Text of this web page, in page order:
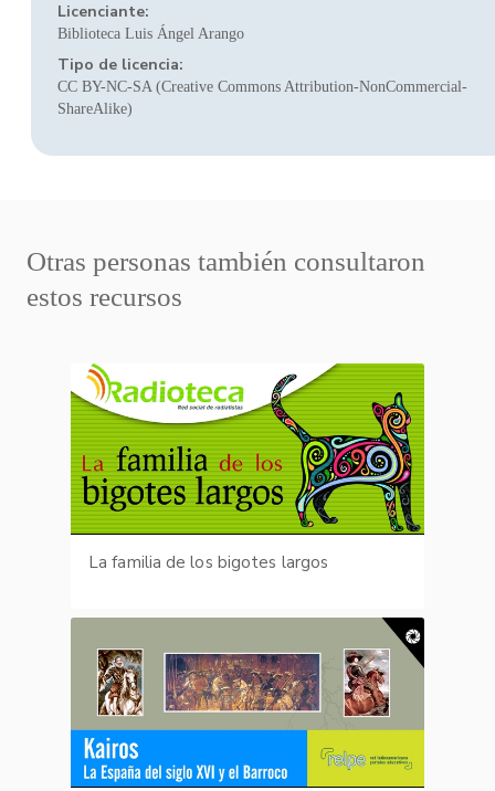
Licenciante:
Biblioteca Luis Ángel Arango
Tipo de licencia:
CC BY-NC-SA (Creative Commons Attribution-NonCommercial-
ShareAlike)
Otras personas también consultaron
estos recursos
La familia de los bigotes largos